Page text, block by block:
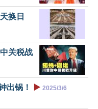
换日
关税战
出锅！ ▶️ 2025/3/6